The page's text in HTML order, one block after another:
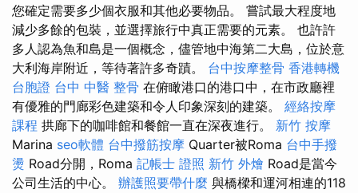
您確定需要多少個衣服和其他必要物品。 嘗試最大程度地
減少多餘的包裝，並選擇旅行中真正需要的元素。 也許許
多人認為魚和島是一個概念，儘管地中海第二大島，位於意
大利海岸附近，等待著許多奇蹟。 台中按摩整骨 香港轉機
台胞證 台中 中醫 整骨 在俯瞰港口的港口中，在市政廳裡
有優雅的門廊彩色建築和令人印象深刻的建築。 經絡按摩
課程 拱廊下的咖啡館和餐館一直在深夜進行。 新竹 按摩
Marina seo軟體 台中撥筋按摩 Quarter被Roma 台中手撥
燙 Road分開，Roma 記帳士 證照 新竹 外燴 Road是當今
公司生活的中心。 辦護照要帶什麼 與橋樑和運河相連的118